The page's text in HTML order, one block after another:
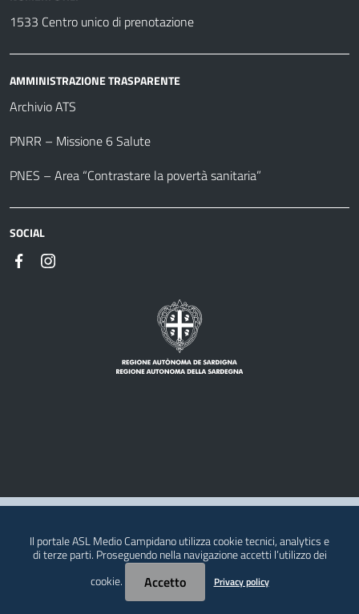
1533 Centro unico di prenotazione
AMMINISTRAZIONE TRASPARENTE
Archivio ATS
PNRR – Missione 6 Salute
PNES – Area “Contrastare la povertà sanitaria”
SOCIAL
Privacy policy
Il portale ASL Medio Campidano utilizza cookie tecnici, analytics e
di terze parti. Proseguendo nella navigazione accetti l’utilizzo dei
cookie.
Accetto Privacy policy